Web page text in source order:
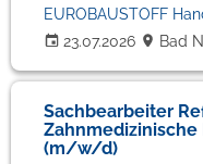
23.07.2026
EUROBAUSTOFF
Bad
Sachbearbeiter
(m/w/d)